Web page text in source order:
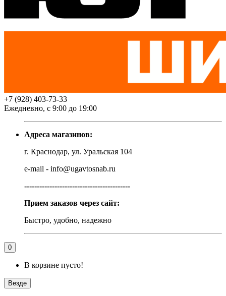
+7 (928) 403-73-33
Ежедневно, с 9:00 до 19:00
Адреса магазинов:
г. Краснодар, ул. Уральская 104
e-mail - info@ugavtosnab.ru
------------------------------------------
Прием заказов через сайт:
Быстро, удобно, надежно
0
В корзине пусто!
Везде